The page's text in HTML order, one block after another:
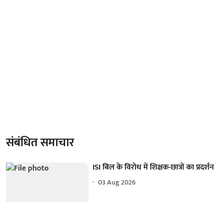
संबंधित समाचार
ISI बिल के विरोध में शिक्षक-छात्रों का प्रदर्शन
03 Aug 2026